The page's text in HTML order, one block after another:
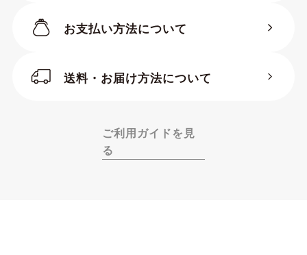
お支払い方法について
送料・お届け方法について
ご利用ガイドを見
る